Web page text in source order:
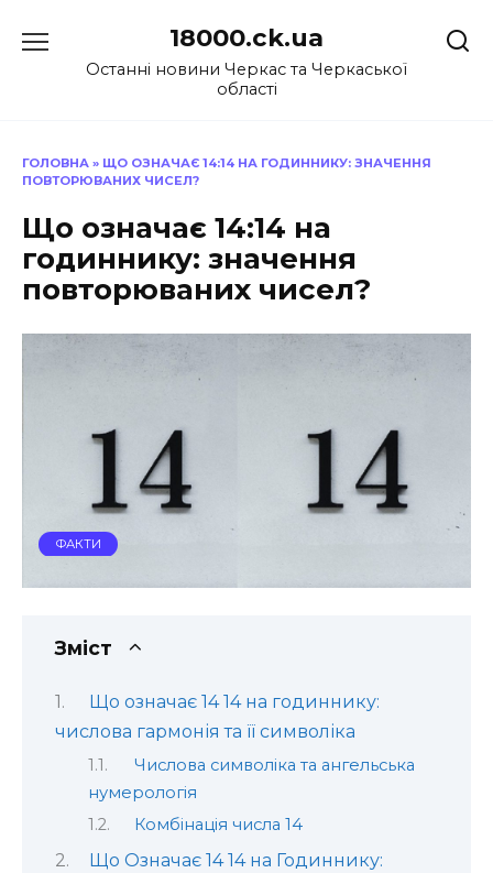
до
18000.ck.ua
Останні новини Черкас та Черкаської
області
ГОЛОВНА » ЩО ОЗНАЧАЄ 14:14 НА ГОДИННИКУ: ЗНАЧЕННЯ
ПОВТОРЮВАНИХ ЧИСЕЛ?
Що означає 14:14 на
годиннику: значення
повторюваних чисел?
ФАКТИ
Зміст
Що означає 14 14 на годиннику:
числова гармонія та її символіка
Числова символіка та ангельська
нумерологія
Комбінація числа 14
Що Означає 14 14 на Годиннику: